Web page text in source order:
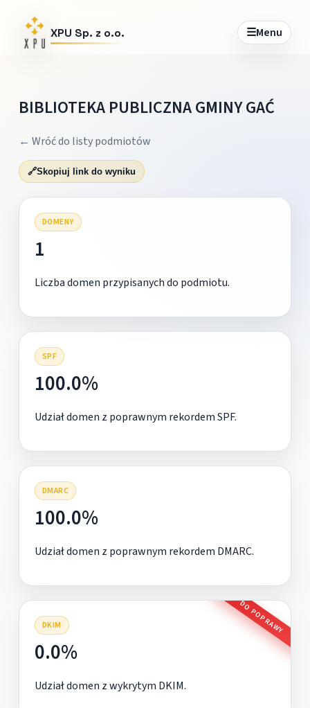
XPU Sp. z o.o. ☰Menu
BIBLIOTEKA PUBLICZNA GMINY GAĆ
← Wróć do listy podmiotów
🔗Skopiuj link do wyniku
DOMENY
1
Liczba domen przypisanych do podmiotu.
SPF
100.0%
Udział domen z poprawnym rekordem SPF.
DMARC
100.0%
Udział domen z poprawnym rekordem DMARC.
DKIM DO POPRAWY
0.0%
Udział domen z wykrytym DKIM.